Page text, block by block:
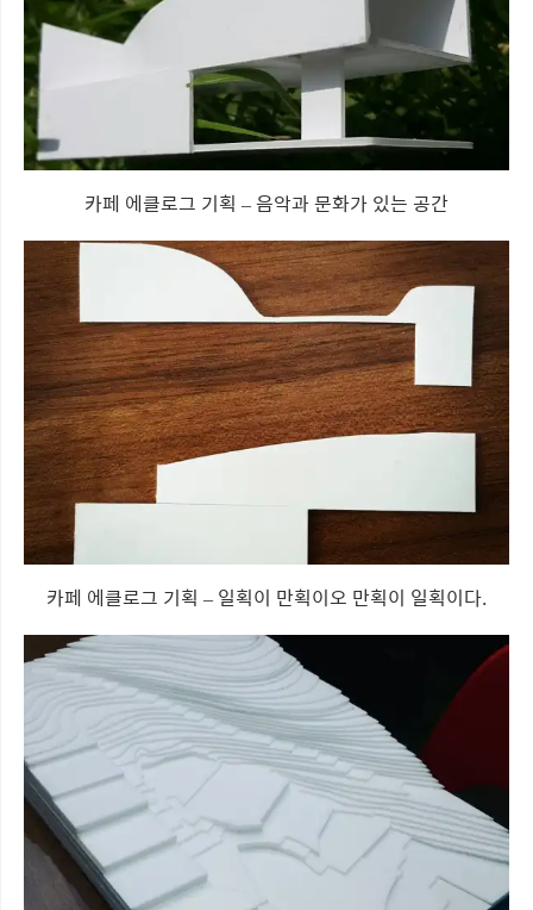
카페 에클로그 기획 – 음악과 문화가 있는 공간
카페 에클로그 기획 – 일획이 만획이오 만획이 일획이다.